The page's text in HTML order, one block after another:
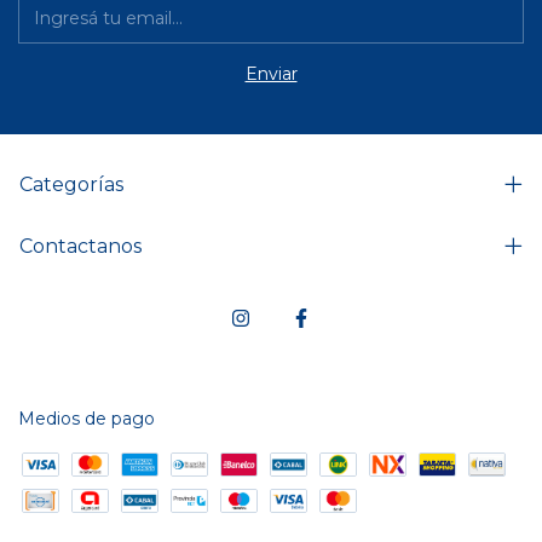
Categorías
Contactanos
Medios de pago